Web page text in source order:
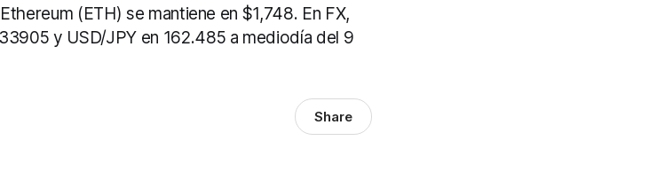
(ETH) se mantiene en $1,748. En FX,
y USD/JPY en 162.485 a mediodía del 9
Share